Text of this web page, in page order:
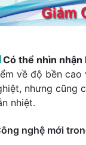
Có thể nhìn
về độ bền cao
nhưng cũng
nhiệt.
nghệ mới